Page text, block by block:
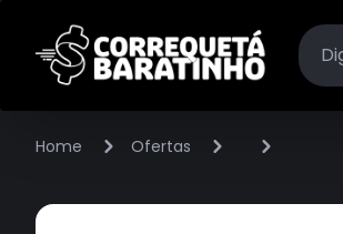
Home Ofertas